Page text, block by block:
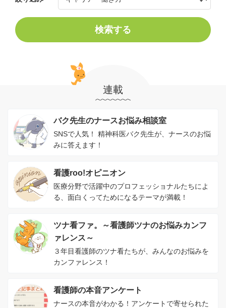
検索する
連載
バク先生のナースお悩み相談室
SNSで人気！ 精神科医バク先生が、ナースのお悩
みに答えます！
看護roo!オピニオン
医療分野で活躍中のプロフェッショナルたちによ
る、面白くってためになるテーマが満載！
ツナ看ファ。～看護師ツナのお悩みカンフ
ァレンス～
３年目看護師のツナ看たちが、みんなのお悩みを
カンファレンス！
看護師の本音アンケート
ナースの本音がわかる！アンケートで寄せられた